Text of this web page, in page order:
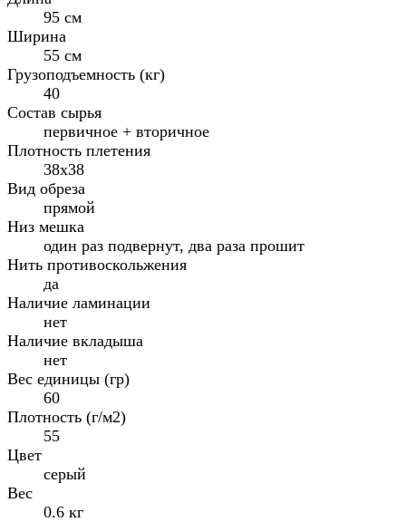
95 см
Ширина
55 см
Грузоподъемность (кг)
40
Состав сырья
первичное + вторичное
Плотность плетения
38х38
Вид обреза
прямой
Низ мешка
один раз подвернут, два раза прошит
Нить противоскольжения
да
Наличие ламинации
нет
Наличие вкладыша
нет
Вес единицы (гр)
60
Плотность (г/м2)
55
Цвет
серый
Вес
0.6 кг